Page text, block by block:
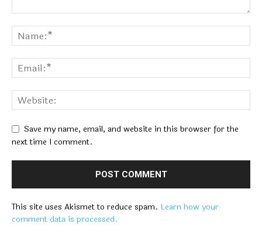
Save my name, email, and website in this browser for the
next time I comment.
This site uses Akismet to reduce spam. Learn how your
comment data is processed.